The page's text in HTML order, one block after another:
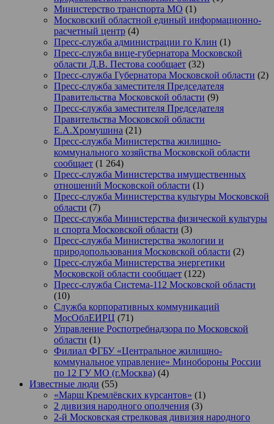
Министерство транспорта МО (1)
Московский областной единый информационно-
расчетный центр (4)
Пресс-служба администрации го Клин (1)
Пресс-служба вице-губернатора Московской
области Д.В. Пестова сообщает (32)
Пресс-служба Губернатора Московской области (2)
Пресс-служба заместителя Председателя
Правительства Московской области (9)
Пресс-служба заместителя Председателя
Правительства Московской области
Е.А.Хромушина (21)
Пресс-служба Министерства жилищно-
коммунального хозяйства Московской области
сообщает (1 264)
Пресс-служба Министерства имущественных
отношений Московской области (1)
Пресс-служба Министерства культуры Московской
области (7)
Пресс-служба Министерства физической культуры
и спорта Московской области (3)
Пресс-служба Министерства экологии и
природопользования Московской области (2)
Пресс-служба Министерства энергетики
Московской области сообщает (122)
Пресс-служба Система-112 Московской области
(10)
Служба корпоративных коммуникаций
МосОблЕИРЦ (71)
Управление Роспотребнадзора по Московской
области (1)
Филиал ФГБУ «Центральное жилищно-
коммунальное управление» Минобороны России
по 12 ГУ МО (г.Москва) (4)
Известные люди (55)
«Марш Кремлёвских курсантов» (1)
2 дивизия народного ополчения (3)
2-й Московская стрелковая дивизия народного